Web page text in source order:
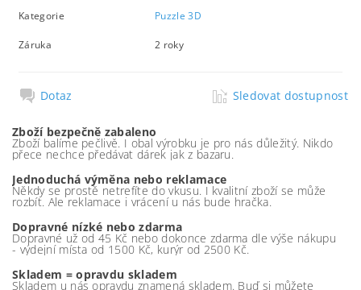
Kategorie Puzzle 3D
Záruka 2 roky
Dotaz Sledovat dostupnost
Zboží bezpečně zabaleno
Zboží balíme pečlivě. I obal výrobku je pro nás důležitý. Nikdo
přece nechce předávat dárek jak z bazaru.
Jednoduchá výměna nebo reklamace
Někdy se prostě netrefíte do vkusu. I kvalitní zboží se může
rozbít. Ale reklamace i vrácení u nás bude hračka.
Dopravné nízké nebo zdarma
Dopravné už od 45 Kč nebo dokonce zdarma dle výše nákupu
- výdejní místa od 1500 Kč, kurýr od 2500 Kč.
Skladem = opravdu skladem
Skladem u nás opravdu znamená skladem. Buď si můžete